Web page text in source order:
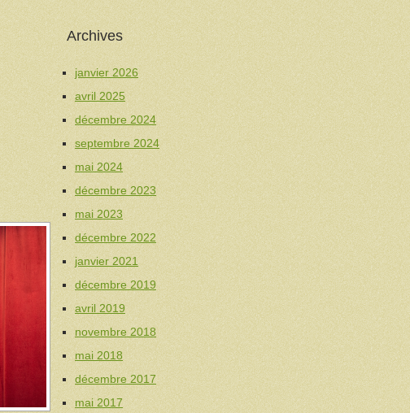
Archives
janvier 2026
avril 2025
décembre 2024
septembre 2024
mai 2024
décembre 2023
mai 2023
décembre 2022
janvier 2021
décembre 2019
avril 2019
novembre 2018
mai 2018
décembre 2017
mai 2017